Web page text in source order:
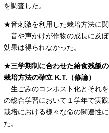
を調査した。
★音刺激を利用した栽培方法に関
音や声かけが作物の成長に及
効果は得られなかった。
★三学期制に合わせた給食残飯
栽培方法の確立 K.T.（修論）
生ごみのコンポスト化とそれ
の総合学習において１学年で実
栽培における様々な命の関連性
た。